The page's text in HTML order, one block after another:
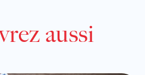
aussi